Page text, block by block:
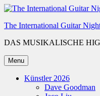
Skip
content
The International Guitar
DAS MUSIKALISCHE
Menu
Künstler 2026
Dave Goodman